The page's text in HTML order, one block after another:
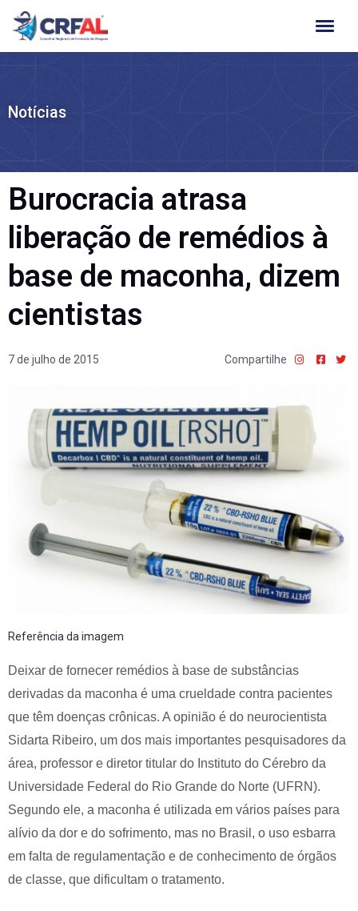
Ir
para
Notícias
Burocracia atrasa
liberação de remédios à
base de maconha, dizem
cientistas
7 de julho de 2015 Compartilhe
Referência da imagem
Deixar de fornecer remédios à base de substâncias
derivadas da maconha é uma crueldade contra pacientes
que têm doenças crônicas. A opinião é do neurocientista
Sidarta Ribeiro, um dos mais importantes pesquisadores da
área, professor e diretor titular do Instituto do Cérebro da
Universidade Federal do Rio Grande do Norte (UFRN).
Segundo ele, a maconha é utilizada em vários países para
alívio da dor e do sofrimento, mas no Brasil, o uso esbarra
em falta de regulamentação e de conhecimento de órgãos
de classe, que dificultam o tratamento.